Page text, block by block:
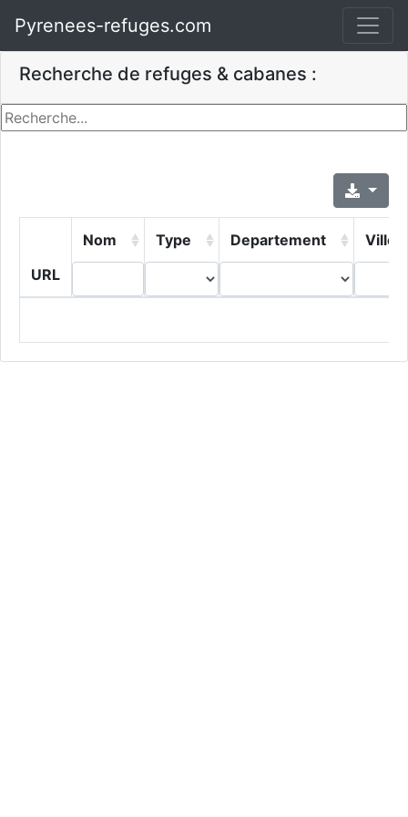
Pyrenees-refuges.com
Recherche de refuges & cabanes :
URL
Nom Type Departement Ville